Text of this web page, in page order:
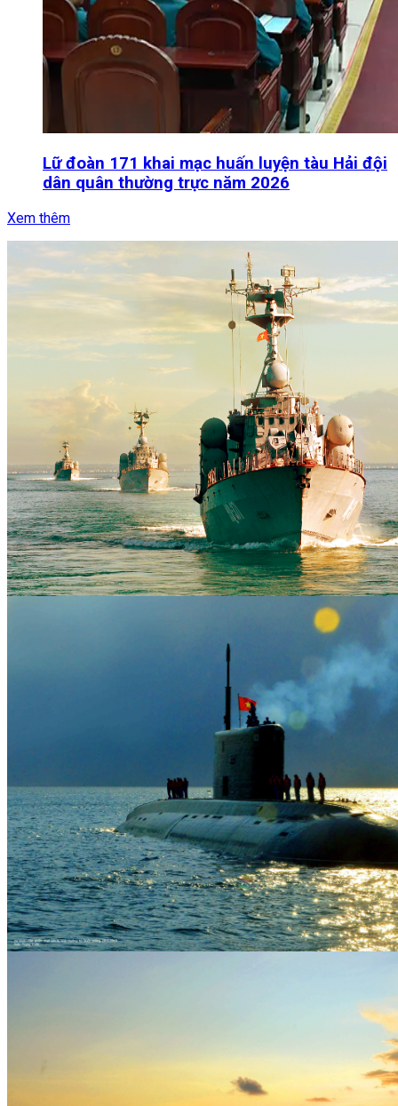
Lữ đoàn 171 khai mạc huấn luyện tàu Hải đội
dân quân thường trực năm 2026
Xem thêm